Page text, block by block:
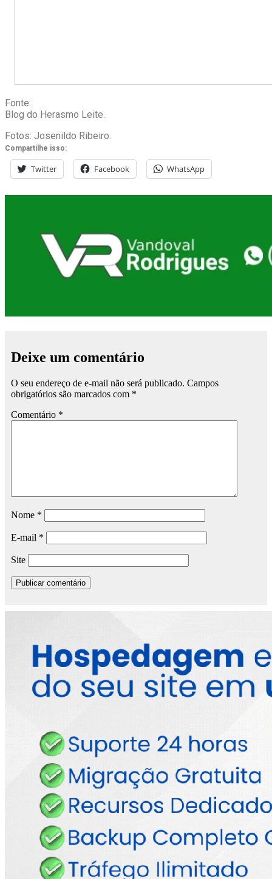
Fonte:
Blog do Herasmo Leite.
Fotos: Josenildo Ribeiro.
Compartilhe isso:
Twitter Facebook WhatsApp
Deixe um comentário
O seu endereço de e-mail não será publicado. Campos
obrigatórios são marcados com *
Comentário *
Nome *
E-mail *
Site